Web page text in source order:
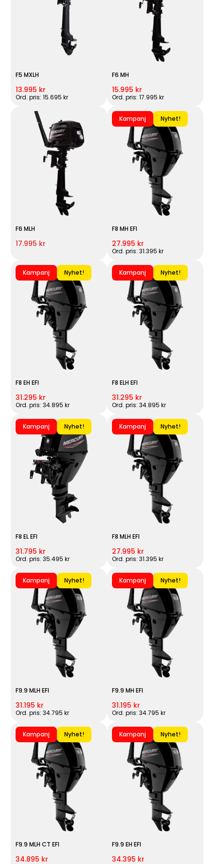
F5 MXLH
13.995 kr
Ord. pris: 15.695 kr
F6 MH
15.995 kr
Ord. pris: 17.995 kr
F6 MLH
17.995 kr
Kampanj Nyhet!
F8 MH EFI
27.995 kr
Ord. pris: 31.395 kr
Kampanj Nyhet!
F8 EH EFI
31.295 kr
Ord. pris: 34.895 kr
Kampanj Nyhet!
F8 ELH EFI
31.295 kr
Ord. pris: 34.895 kr
Kampanj Nyhet!
F8 EL EFI
31.795 kr
Ord. pris: 35.495 kr
Kampanj Nyhet!
F8 MLH EFI
27.995 kr
Ord. pris: 31.395 kr
Kampanj Nyhet!
F9.9 MLH EFI
31.195 kr
Ord. pris: 34.795 kr
Kampanj Nyhet!
F9.9 MH EFI
31.195 kr
Ord. pris: 34.795 kr
Kampanj Nyhet!
F9.9 MLH CT EFI
34.895 kr
Kampanj Nyhet!
F9.9 EH EFI
34.395 kr